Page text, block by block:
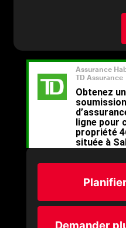
Demander